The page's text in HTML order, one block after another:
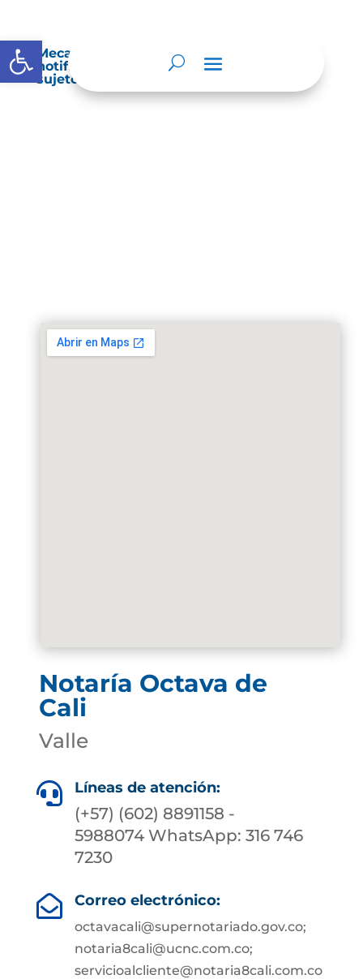
Abrir barra de herramientas
Mecanismos internos de supervisión,
notificación y vigilancia pertinente del
sujeto obligado
Notaría Octava de
Cali
Valle
 Líneas de atención:
(+57) (602) 8891158 -
5988074 WhatsApp: 316 746
7230
 Correo electrónico:
octavacali@supernotariado.gov.co;
notaria8cali@ucnc.com.co;
servicioalcliente@notaria8cali.com.co